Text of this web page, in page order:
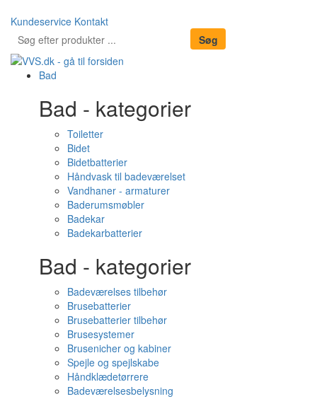
Kundeservice Kontakt
Bad
Bad - kategorier
Toiletter
Bidet
Bidetbatterier
Håndvask til badeværelset
Vandhaner - armaturer
Baderumsmøbler
Badekar
Badekarbatterier
Bad - kategorier
Badeværelses tilbehør
Brusebatterier
Brusebatterier tilbehør
Brusesystemer
Brusenicher og kabiner
Spejle og spejlskabe
Håndklædetørrere
Badeværelsesbelysning